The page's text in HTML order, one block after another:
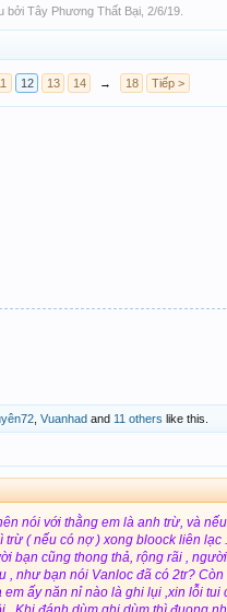
bởi Tây Phương Thất Bại 2/6/19
12 13 14 → 18 Tiếp >
Vuanhad and 11 others like this.
nói với thằng em là anh trừ, và
trừ ( nếu có nợ ) xong bloock liên
bạn cũng thong thả, rộng rãi ,
, như bạn nói Vanloc đã có 2tr?
em ấy năn nỉ nào là ghi lụi ,xin lỗi